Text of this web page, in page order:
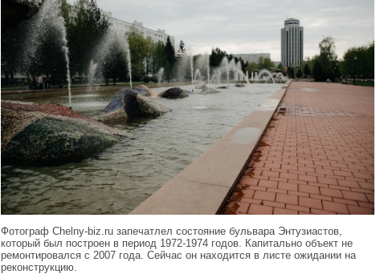
Фотограф Chelny-biz.ru запечатлел состояние бульвара Энтузиастов,
который был построен в период 1972-1974 годов. Капитально объект не
ремонтировался с 2007 года. Сейчас он находится в листе ожидании на
реконструкцию.